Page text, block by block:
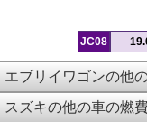
JC08
エブリイワゴンの他
スズキの他の車の燃